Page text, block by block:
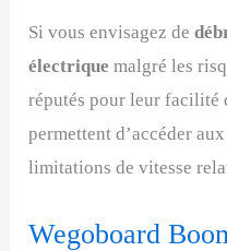
Si vous envisagez de
électriquemalgré les
réputés pour leur facilité
permettent d’accéder
limitations de vitesse
Wegoboard